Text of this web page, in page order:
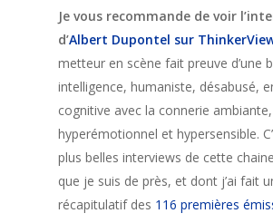
Je vous recommande de voir
d’Albert Dupontel sur
metteur en scène fait preuve d’une
intelligence, humaniste, désabusé,
cognitive avec la connerie ambiante,
hyperémotionnel et hypersensible.
plus belles interviews de cette
que je suis de près, et dont j’ai fait
récapitulatif des 116 premières